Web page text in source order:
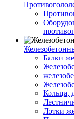
Балки
Кольца,
Лотки